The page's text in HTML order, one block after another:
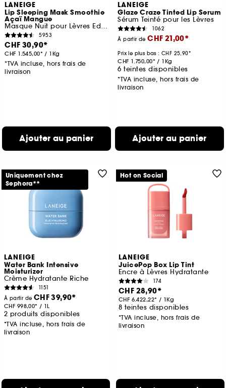
LANEIGE
Lip Sleeping Mask Smoothie
Açaï Mangue
Masque Nuit pour Lèvres Edition limitée
5953
CHF 30,90
CHF 1.545,00 / 1Kg
*TVA incluse, hors frais de
livraison
Ajouter au panier
LANEIGE
Glaze Craze Tinted Lip Serum
Sérum Teinté pour les Lèvres
1062
À partir deCHF 21,00
Prix le plus bas :CHF 25,90
CHF 1.750,00 / 1Kg
6 teintes disponibles
*TVA incluse, hors frais de
livraison
Ajouter au panier
LANEIGE
Water Bank Intensive
Moisturizer
Crème Hydratante Riche
1151
À partir de CHF 39,90
CHF 998,00 / 1L
2 produits disponibles
*TVA incluse, hors frais de
livraison
Uniquement chez
Sephora**
LANEIGE
JuicePop Box Lip Tint
Encre à Lèvres Hydratante
174
CHF 28,90
CHF 6.422,22 / 1Kg
8 teintes disponibles
*TVA incluse, hors frais de
livraison
Hot on Social